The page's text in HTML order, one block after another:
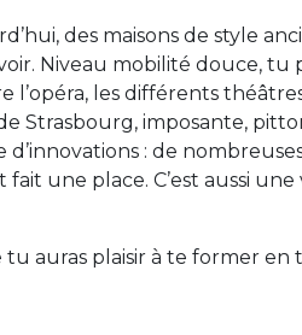
des maisons de style
Niveau mobilité douce, tu
les différents
Strasbourg, imposante,
: de
une place. C’est aussi
auras plaisir à te former